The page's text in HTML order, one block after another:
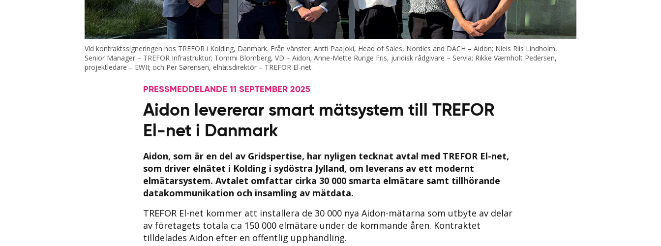
Vid kontraktssigneringen hos TREFOR i Kolding, Danmark. Från vänster: Antti Paajoki, Head of Sales, Nordics and DACH – Aidon; Niels Riis Lindholm,
Senior Manager – TREFOR Infrastruktur; Tommi Blomberg, VD – Aidon; Anne-Mette Runge Fris, juridisk rådgivare – Servia; Rikke Værnholt Pedersen,
projektledare – EWII; och Per Sørensen, elnätsdirektör – TREFOR El-net.
PRESSMEDDELANDE 11 SEPTEMBER 2025
Aidon levererar smart mätsystem till TREFOR
El-net i Danmark
Aidon, som är en del av Gridspertise, har nyligen tecknat avtal med TREFOR El-net,
som driver elnätet i Kolding i sydöstra Jylland, om leverans av ett modernt
elmätarsystem. Avtalet omfattar cirka 30 000 smarta elmätare samt tillhörande
datakommunikation och insamling av mätdata.
TREFOR El-net kommer att installera de 30 000 nya Aidon-mätarna som utbyte av delar
av företagets totala c:a 150 000 elmätare under de kommande åren. Kontraktet
tilldelades Aidon efter en offentlig upphandling.